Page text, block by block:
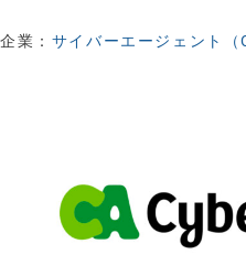
企業： サイバーエージェント（